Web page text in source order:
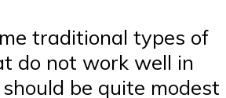
traditional types of
do not work well in
be quite modest